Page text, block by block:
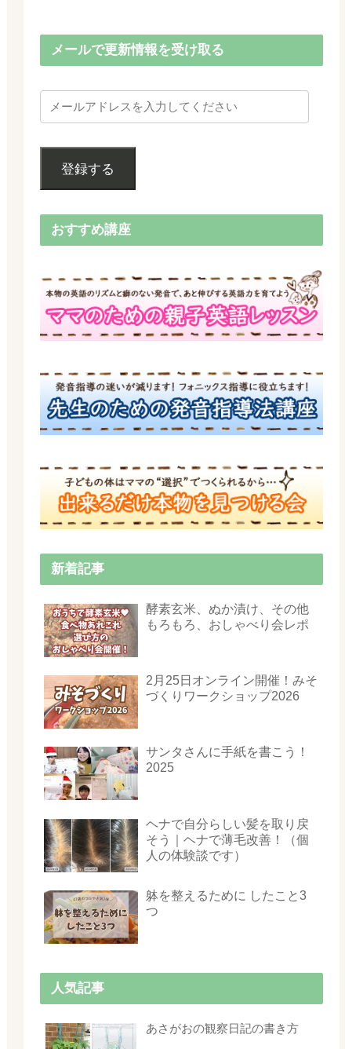
メールで更新情報を受け取る
登録する
おすすめ講座
新着記事
酵素玄米、ぬか漬け、その他
もろもろ、おしゃべり会レポ
2月25日オンライン開催！みそ
づくりワークショップ2026
サンタさんに手紙を書こう！
2025
ヘナで自分らしい髪を取り戻
そう｜ヘナで薄毛改善！（個
人の体験談です）
躰を整えるために したこと3
つ
人気記事
あさがおの観察日記の書き方